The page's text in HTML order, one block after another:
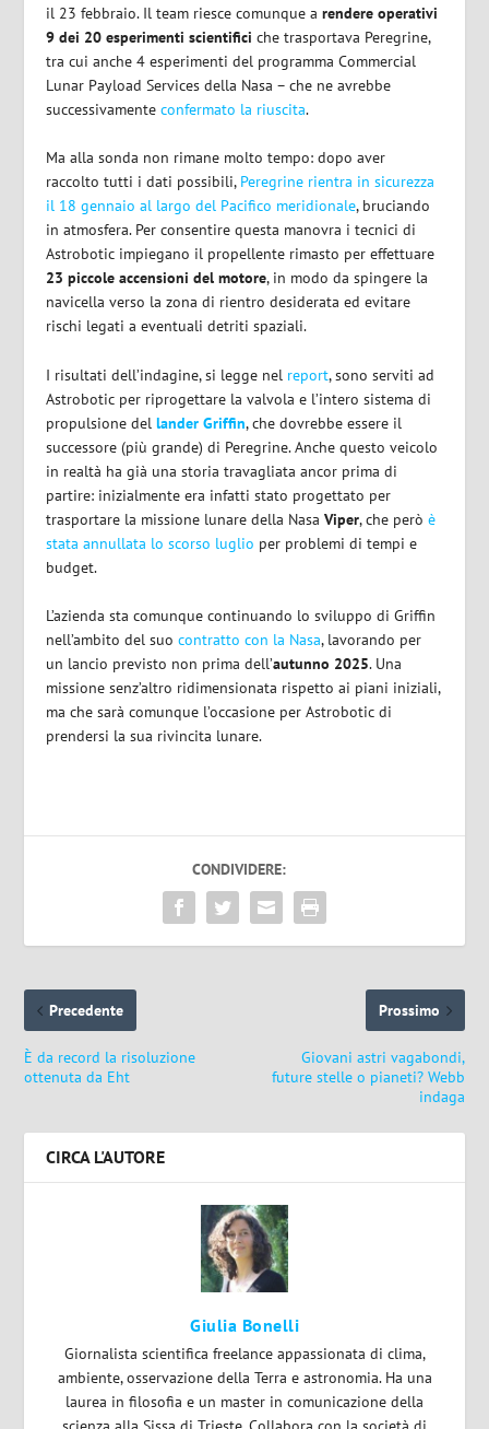
il 23 febbraio. Il team riesce comunque arendere operativi
9 dei 20 esperimenti scientifici che trasportava Peregrine,
tra cui anche 4 esperimenti del programma Commercial
Lunar Payload Services della Nasa – che ne avrebbe
successivamenteconfermato la riuscita.
Ma alla sonda non rimane molto tempo: dopo aver
raccolto tutti i dati possibili, Peregrine rientra in sicurezza
il 18 gennaio al largo del Pacifico meridionale, bruciando
in atmosfera. Per consentire questa manovra i tecnici di
Astrobotic impiegano il propellente rimasto per effettuare
23 piccole accensioni del motore, in modo da spingere la
navicella verso la zona di rientro desiderata ed evitare
rischi legati a eventuali detriti spaziali.
I risultati dell’indagine, si legge nel report, sono serviti ad
Astrobotic per riprogettare la valvola e l’intero sistema di
propulsione dellander Griffin, che dovrebbe essere il
successore (più grande) di Peregrine. Anche questo veicolo
in realtà ha già una storia travagliata ancor prima di
partire: inizialmente era infatti stato progettato per
trasportare la missione lunare della NasaViper, che peròè
stata annullata lo scorso luglio per problemi di tempi e
budget.
L’azienda sta comunque continuando lo sviluppo di Griffin
nell’ambito del suocontratto con la Nasa, lavorando per
un lancio previsto non prima dell’autunno 2025. Una
missione senz’altro ridimensionata rispetto ai piani iniziali,
ma che sarà comunque l’occasione per Astrobotic di
prendersi la sua rivincita lunare.
CONDIVIDERE:
Precedente
È da record la risoluzione
ottenuta da Eht
Prossimo
Giovani astri vagabondi,
future stelle o pianeti? Webb
indaga
CIRCA L'AUTORE
Giulia Bonelli
Giornalista scientifica freelance appassionata di clima,
ambiente, osservazione della Terra e astronomia. Ha una
laurea in filosofia e un master in comunicazione della